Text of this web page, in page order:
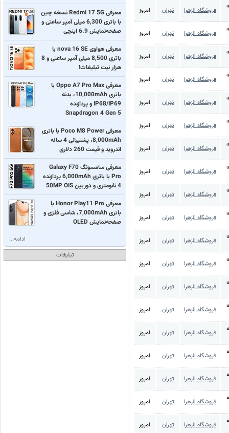
فروشگاه الزهرا تهران امروز
فروشگاه الزهرا تهران امروز
فروشگاه الزهرا تهران امروز
فروشگاه الزهرا تهران امروز
فروشگاه الزهرا تهران امروز
فروشگاه الزهرا تهران امروز
فروشگاه الزهرا تهران امروز
فروشگاه الزهرا تهران امروز
فروشگاه الزهرا تهران امروز
فروشگاه الزهرا تهران امروز
فروشگاه الزهرا تهران امروز
فروشگاه الزهرا تهران امروز
فروشگاه الزهرا تهران امروز
فروشگاه الزهرا تهران امروز
فروشگاه الزهرا تهران امروز
فروشگاه الزهرا تهران امروز
فروشگاه الزهرا تهران امروز
فروشگاه الزهرا تهران امروز
فروشگاه الزهرا تهران امروز
معرفی Redmi 17 5G نسخه چین
با باتری 6,300 میلی آمپر ساعتی و
صفحه‌نمایش 6.9 اینچی
معرفی هواوی nova 16 SE با
باتری 8,500 میلی آمپر ساعتی و 8
هزار نیت تبلیغات!
معرفی Oppo A7 Pro Max با
باتری 10,000mAh، بدنه
IP68/IP69 و پردازنده
Snapdragon 4 Gen 5
معرفی Poco M8 Power با باتری
8,000mAh، پشتیبانی 4 ساله
اندروید و قیمت 260 دلاری
معرفی سامسونگ Galaxy F70
Pro با باتری 6,000mAh پردازنده
4 نانومتری و دوربین 50MP OIS
معرفی Honor Play11 Pro با
باتری 7,000mAh، شاسی فلزی و
صفحه‌نمایش OLED
ادامه...
تبلیغات